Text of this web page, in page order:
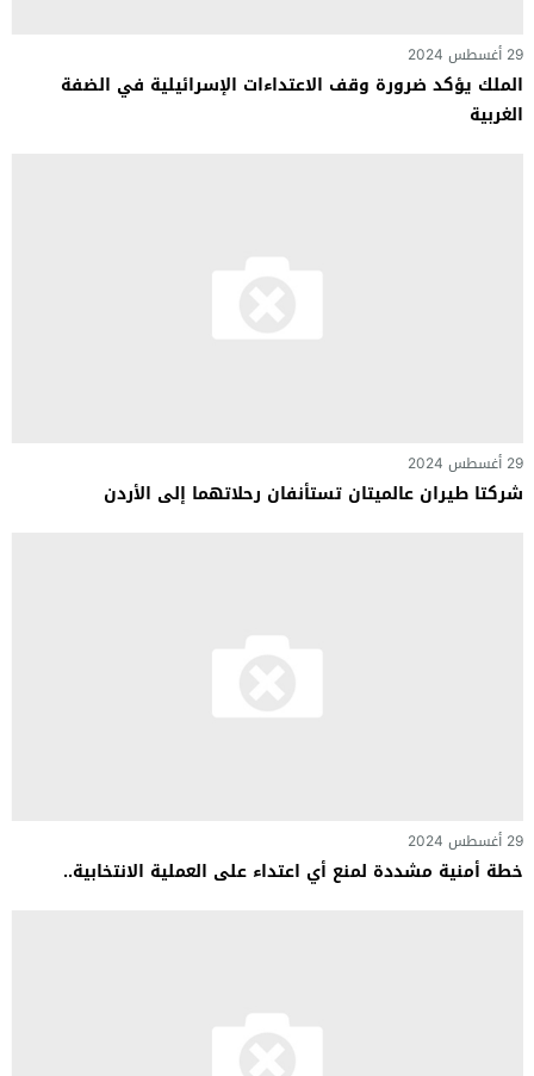
29 أغسطس 2024
الملك يؤكد ضرورة وقف الاعتداءات الإسرائيلية في الضفة
الغربية
29 أغسطس 2024
شركتا طيران عالميتان تستأنفان رحلاتهما إلى الأردن
29 أغسطس 2024
خطة أمنية مشددة لمنع أي اعتداء على العملية الانتخابية..